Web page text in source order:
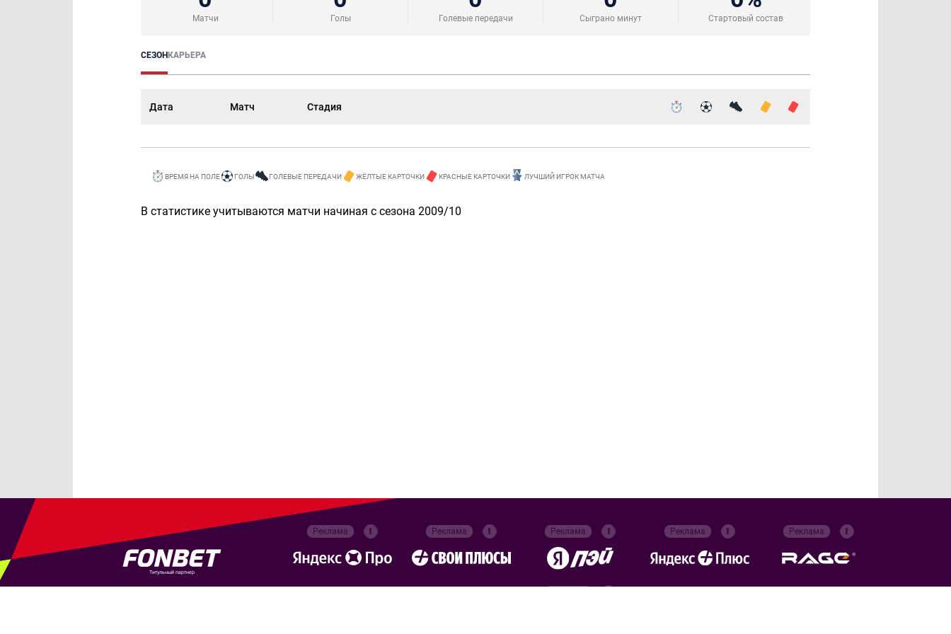
Матчи Голы Голевые передачи Сыграно минут Стартовый состав
СЕЗОНКАРЬЕРА
Дата Матч Стадия
ВРЕМЯ НА ПОЛЕ ГОЛЫ ГОЛЕВЫЕ ПЕРЕДАЧИ ЖЁЛТЫЕ КАРТОЧКИ КРАСНЫЕ КАРТОЧКИ ЛУЧШИЙ ИГРОК МАТЧА
В статистике учитываются матчи начиная с сезона 2009/10
Титульный партнер
Реклама Реклама Реклама Реклама Реклама